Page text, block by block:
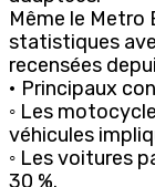
Même le Metro
statistiques
recensées
• Principaux
◦ Les
véhicules
◦ Les voitures
30 %.